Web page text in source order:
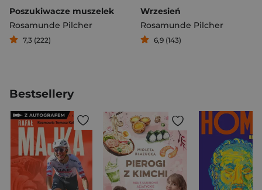
Poszukiwacze muszelek
Rosamunde Pilcher
7,3 (222)
Wrzesień
Rosamunde Pilcher
6,9 (143)
Bestsellery